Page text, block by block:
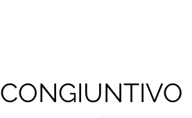
CONGIUNTIVO